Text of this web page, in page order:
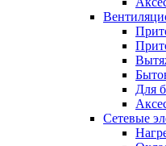
Для
Сетевые